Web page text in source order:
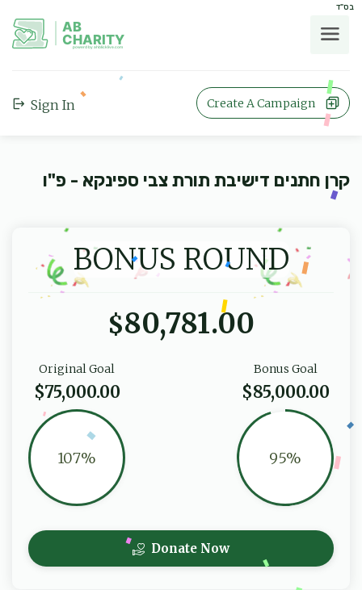
בס"ד
AB
CHARITY
powerd by ahblicklive.com
Sign In Create A Campaign
קרן חתנים דישיבת תורת צבי ספינקא - פ"ו
BONUS ROUND
$80,781.00
Bonus Goal
$85,000.00
95%
Original Goal
$75,000.00
107%
Donate Now